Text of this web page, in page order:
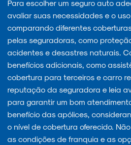
Para escolher um seguro auto
avaliar suas necessidades e o
comparando diferentes
pelas seguradoras, como
acidentes e desastres naturais.
benefícios adicionais, como
cobertura para terceiros e carro
reputação da seguradora e leia
para garantir um bom
benefício das apólices,
o nível de cobertura oferecido.
as condições de franquia e as